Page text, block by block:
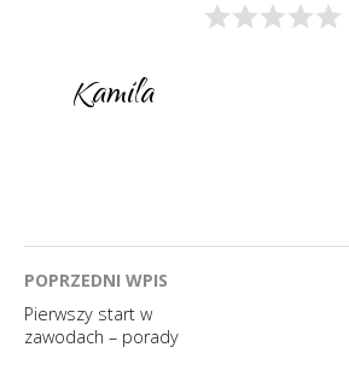
Kamila
Nawigacja
wpisu
POPRZEDNI WPIS
Pierwszy start w
zawodach – porady